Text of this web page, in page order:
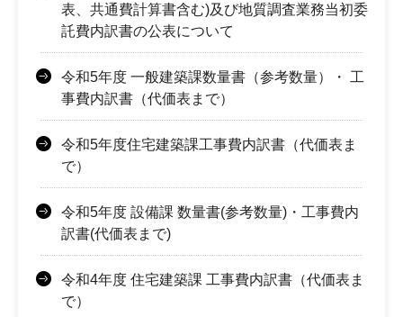
表、共通費計算書含む)及び地質調査業務当初委
託費内訳書の公表について
令和5年度 一般建築課数量書（参考数量）・ 工
事費内訳書（代価表まで）
令和5年度住宅建築課工事費内訳書（代価表ま
で）
令和5年度 設備課 数量書(参考数量)・工事費内
訳書(代価表まで)
令和4年度 住宅建築課 工事費内訳書（代価表ま
で）